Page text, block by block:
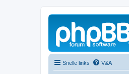
Snelle links V&A